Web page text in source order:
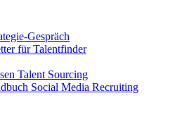
Gespräch
für Talentfinder
Talent Sourcing
Social Media Recruiting